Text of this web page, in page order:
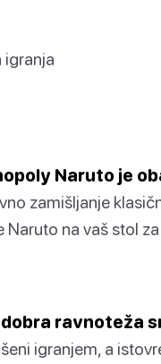
Naruto je
zamišljanje
na vaš stol
ravnoteža
igranjem, a